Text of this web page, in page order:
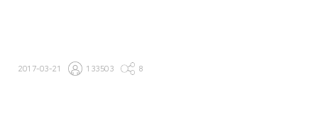
2017-03-21 133503 8